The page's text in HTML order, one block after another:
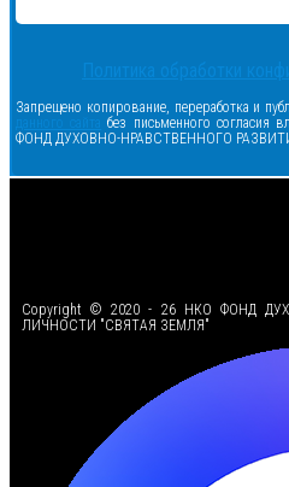
Политика обработки
Запрещено копирование, переработка и
данного сайта без письменного согласия
ФОНД ДУХОВНО-НРАВСТВЕННОГО
Copyright © 2020 - 26 НКО ФОНД
ЛИЧНОСТИ "СВЯТАЯ ЗЕМЛЯ"